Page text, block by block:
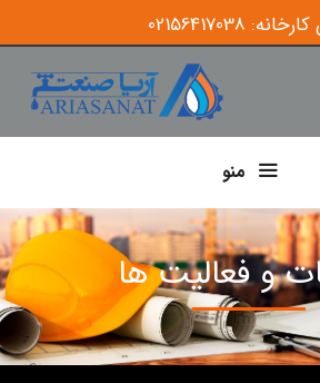
02156417038
منو
و فعالیت ها